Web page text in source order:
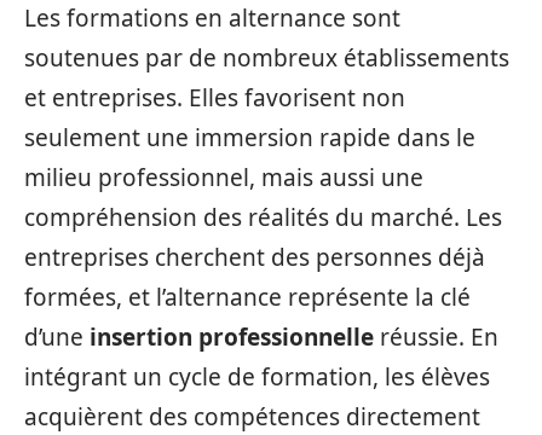
Les formations en alternance sont
soutenues par de nombreux établissements
et entreprises. Elles favorisent non
seulement une immersion rapide dans le
milieu professionnel, mais aussi une
compréhension des réalités du marché. Les
entreprises cherchent des personnes déjà
formées, et l’alternance représente la clé
d’une insertion professionnelle réussie. En
intégrant un cycle de formation, les élèves
acquièrent des compétences directement